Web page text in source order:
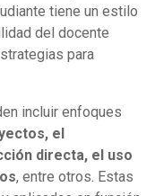
tiene un estilo
del docente
para
incluir enfoques
el
directa, el uso
, entre otros. Estas